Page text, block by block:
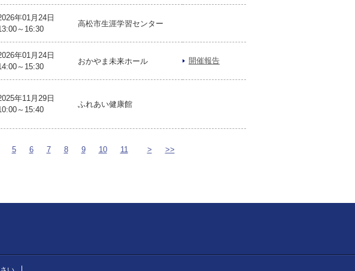
年01月24日
～16:30
高松市生涯学習センター
年01月24日
～15:30
おかやま未来ホール 開催報告
年11月29日
～15:40
ふれあい健康館
5 6 7 8 9 10 11 > >>